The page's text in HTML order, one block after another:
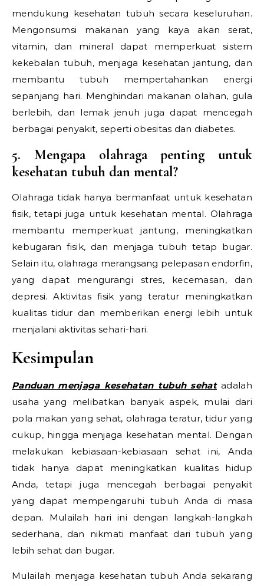
mendukung kesehatan tubuh secara keseluruhan.
Mengonsumsi makanan yang kaya akan serat,
vitamin, dan mineral dapat memperkuat sistem
kekebalan tubuh, menjaga kesehatan jantung, dan
membantu tubuh mempertahankan energi
sepanjang hari. Menghindari makanan olahan, gula
berlebih, dan lemak jenuh juga dapat mencegah
berbagai penyakit, seperti obesitas dan diabetes.
5. Mengapa olahraga penting untuk
kesehatan tubuh dan mental?
Olahraga tidak hanya bermanfaat untuk kesehatan
fisik, tetapi juga untuk kesehatan mental. Olahraga
membantu memperkuat jantung, meningkatkan
kebugaran fisik, dan menjaga tubuh tetap bugar.
Selain itu, olahraga merangsang pelepasan endorfin,
yang dapat mengurangi stres, kecemasan, dan
depresi. Aktivitas fisik yang teratur meningkatkan
kualitas tidur dan memberikan energi lebih untuk
menjalani aktivitas sehari-hari.
Kesimpulan
Panduan menjaga kesehatan tubuh sehatadalah
usaha yang melibatkan banyak aspek, mulai dari
pola makan yang sehat, olahraga teratur, tidur yang
cukup, hingga menjaga kesehatan mental. Dengan
melakukan kebiasaan-kebiasaan sehat ini, Anda
tidak hanya dapat meningkatkan kualitas hidup
Anda, tetapi juga mencegah berbagai penyakit
yang dapat mempengaruhi tubuh Anda di masa
depan. Mulailah hari ini dengan langkah-langkah
sederhana, dan nikmati manfaat dari tubuh yang
lebih sehat dan bugar.
Mulailah menjaga kesehatan tubuh Anda sekarang